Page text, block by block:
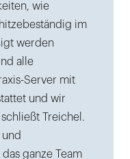
wie
im
werden
alle
Server mit
und wir
Treichel.
und
ganze Team